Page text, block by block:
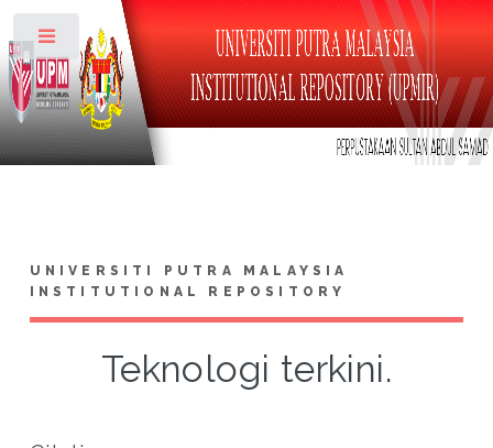
UNIVERSITI PUTRA MALAYSIA
INSTITUTIONAL REPOSITORY
Teknologi terkini.
Toggle